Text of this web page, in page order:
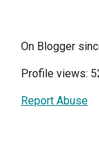
On Blogger
Profile views:
Report Abuse